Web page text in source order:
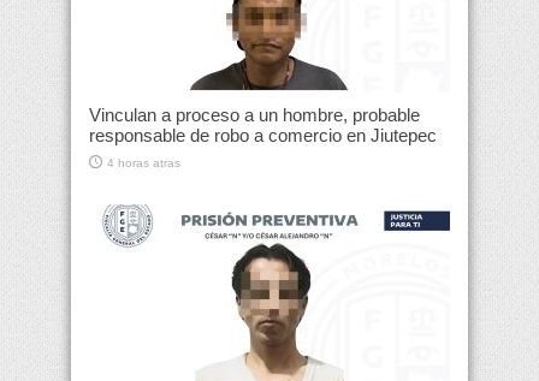
Vinculan a proceso a un hombre, probable
responsable de robo a comercio en Jiutepec
4 horas atras